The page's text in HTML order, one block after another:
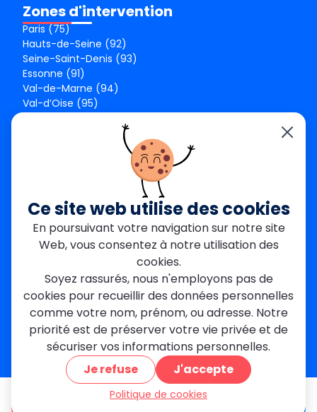
Zones d'intervention
Paris (75)
Hauts-de-Seine (92)
Seine-Saint-Denis (93)
Essonne (91)
Val-de-Marne (94)
Val-d’Oise (95)
Seine-Saint-Denis
Garges-lès-Gonesse
Val-de-Marne
Dourdan
Mantes-la-Jolie
Créteil
Seine-et-Marne
Contact
01 84 24 42 80
contact@metallerie-grand-paris.com
46 bis Av. du Maine, 75015 Paris
Devis gratuit
Ce site web utilise des cookies
En poursuivant votre navigation sur notre site
Web, vous consentez à notre utilisation des
cookies.
Soyez rassurés, nous n'employons pas de
cookies pour recueillir des données personnelles
comme votre nom, prénom, ou adresse. Notre
priorité est de préserver votre vie privée et de
sécuriser vos informations personnelles.
Je refuse
J'accepte
Politique de cookies